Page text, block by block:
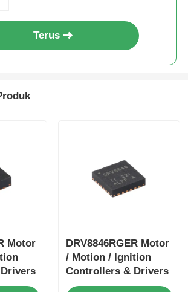
Terus
Motor
DRV8846RGER Motor
/ Motion / Ignition
Controllers & Drivers
1.4A Bipolar Stpr Mo